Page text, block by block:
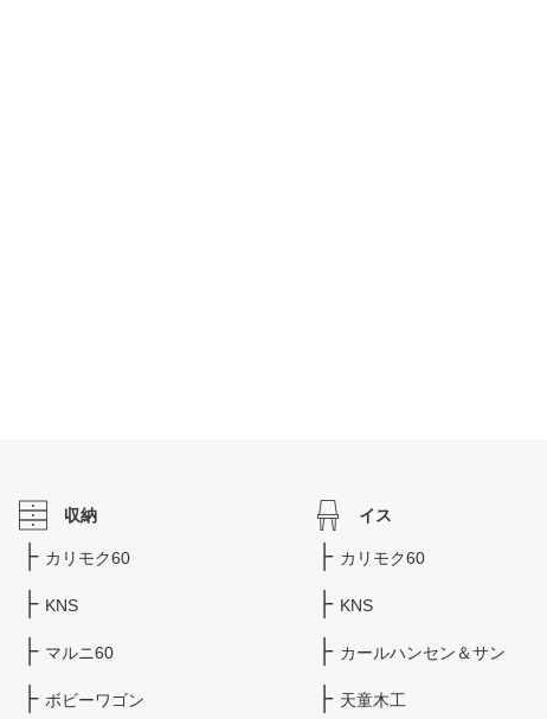
収納
カリモク60
KNS
マルニ60
ボビーワゴン
イス
カリモク60
KNS
カールハンセン＆サン
天童木工